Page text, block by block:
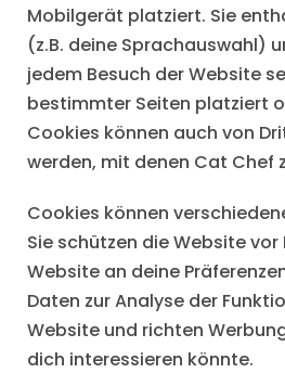
Mobilgerät platziert. Sie
(z.B. deine Sprachauswahl)
jedem Besuch der Website
bestimmter Seiten platziert
Cookies können auch von
werden, mit denen Cat Chef
Cookies können
Sie schützen die Website
Website an deine
Daten zur Analyse der
Website und richten
dich interessieren könnte.